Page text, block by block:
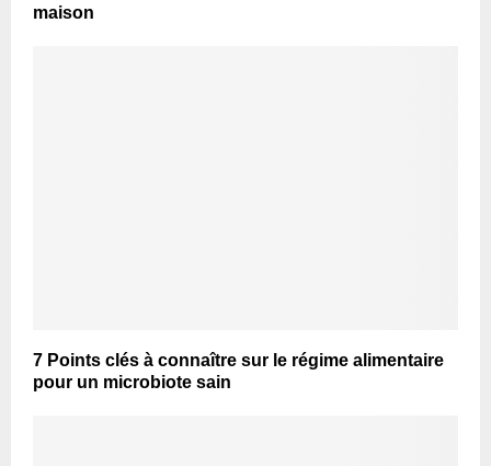
maison
7 Points clés à connaître sur le régime alimentaire
pour un microbiote sain